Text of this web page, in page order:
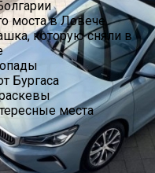
моста в Ловече
которую сняли в
Бургаса
места